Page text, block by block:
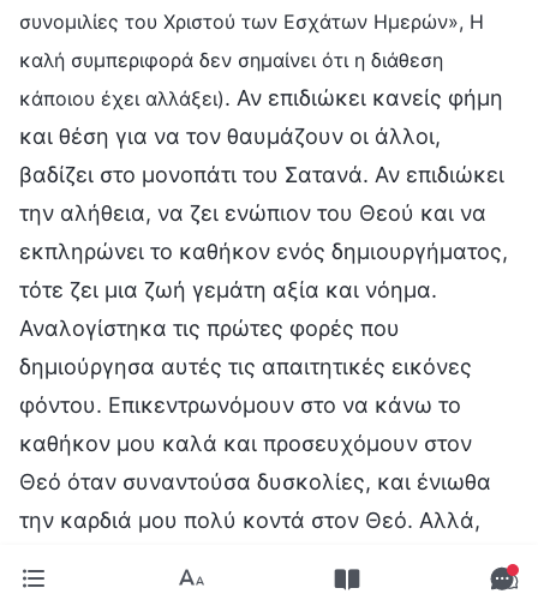
συνομιλίες του Χριστού των Εσχάτων Ημερών», Η
καλή συμπεριφορά δεν σημαίνει ότι η διάθεση
κάποιου έχει αλλάξει). Αν επιδιώκει κανείς φήμη
και θέση για να τον θαυμάζουν οι άλλοι,
βαδίζει στο μονοπάτι του Σατανά. Αν επιδιώκει
την αλήθεια, να ζει ενώπιον του Θεού και να
εκπληρώνει το καθήκον ενός δημιουργήματος,
τότε ζει μια ζωή γεμάτη αξία και νόημα.
Αναλογίστηκα τις πρώτες φορές που
δημιούργησα αυτές τις απαιτητικές εικόνες
φόντου. Επικεντρωνόμουν στο να κάνω το
καθήκον μου καλά και προσευχόμουν στον
Θεό όταν συναντούσα δυσκολίες, και ένιωθα
την καρδιά μου πολύ κοντά στον Θεό. Αλλά,
από τότε που άρχισα να εργάζομαι για τη φήμη
και τη θέση, η καρδιά μου άρχισε να